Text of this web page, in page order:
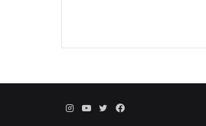
فيسبوك
تويتريوتيوبانستقرام